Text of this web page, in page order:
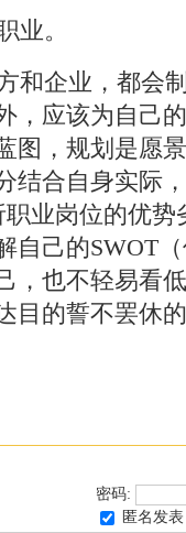
业。
和企业，都会
，应该为自己
图，规划是愿
结合自身实际
业岗位的优
自己的SWOT
，也不轻易看
目的誓不罢休
密码:
匿名发表